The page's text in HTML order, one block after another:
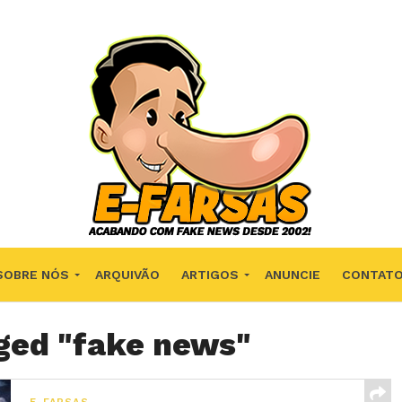
NÓS ARQUIVÃO ARTIGOS ANUNCIE CONTATO
"fake news"